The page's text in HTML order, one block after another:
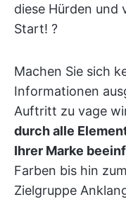
diese Hürden und
Start! ?
Machen Sie sich
Informationen
Auftritt zu vage
durch alle
Ihrer Marke
Farben bis hin
Zielgruppe